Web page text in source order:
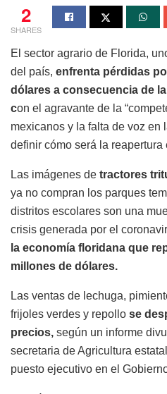
2
SHARES
El sector agrario de Florida,
del país, enfrenta pérdidas
dólares a consecuencia de
con el agravante de la
mexicanos y la falta de voz en
definir cómo será la
Las imágenes de tractores
ya no compran los parques
distritos escolares son una
crisis generada por el
la economía floridana que
millones de dólares.
Las ventas de lechuga,
frijoles verdes y repollo se
precios, según un informe
secretaria de Agricultura
puesto ejecutivo en el